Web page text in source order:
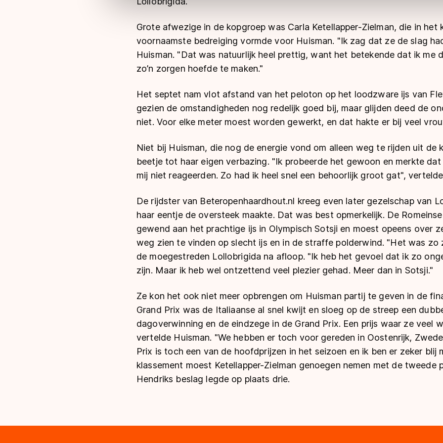
Grote afwezige in de kopgroep was Carla Ketellapper-Zielman, die in het
voornaamste bedreiging vormde voor Huisman. "Ik zag dat ze de slag
Huisman. "Dat was natuurlijk heel prettig, want het betekende dat ik me
zo’n zorgen hoefde te maken."
Het septet nam vlot afstand van het peloton op het loodzware ijs van
gezien de omstandigheden nog redelijk goed bij, maar glijden deed de
niet. Voor elke meter moest worden gewerkt, en dat hakte er bij veel
Niet bij Huisman, die nog de energie vond om alleen weg te rijden uit de
beetje tot haar eigen verbazing. "Ik probeerde het gewoon en merkte
mij niet reageerden. Zo had ik heel snel een behoorlijk groot gat",
De rijdster van Beteropenhaardhout.nl kreeg even later gezelschap van
haar eentje de oversteek maakte. Dat was best opmerkelijk. De
gewend aan het prachtige ijs in Olympisch Sotsji en moest opeens over
weg zien te vinden op slecht ijs en in de straffe polderwind. "Het was zo
de moegestreden Lollobrigida na afloop. "Ik heb het gevoel dat ik zo
zijn. Maar ik heb wel ontzettend veel plezier gehad. Meer dan in Sotsji."
Ze kon het ook niet meer opbrengen om Huisman partij te geven in de
Grand Prix was de Italiaanse al snel kwijt en sloeg op de streep een
dagoverwinning en de eindzege in de Grand Prix. Een prijs waar ze veel
vertelde Huisman. "We hebben er toch voor gereden in Oostenrijk,
Prix is toch een van de hoofdprijzen in het seizoen en ik ben er zeker blij
klassement moest Ketellapper-Zielman genoegen nemen met de tweede
Hendriks beslag legde op plaats drie.